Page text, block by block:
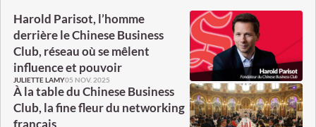
Harold Parisot, l’homme
derrière le Chinese Business
Club, réseau où se mêlent
influence et pouvoir
JULIETTE LAMY05 NOV. 2025
À la table du Chinese Business
Club, la fine fleur du networking
français